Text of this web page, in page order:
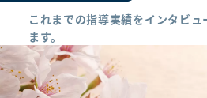
これまでの指導実績をインタビ
ます。